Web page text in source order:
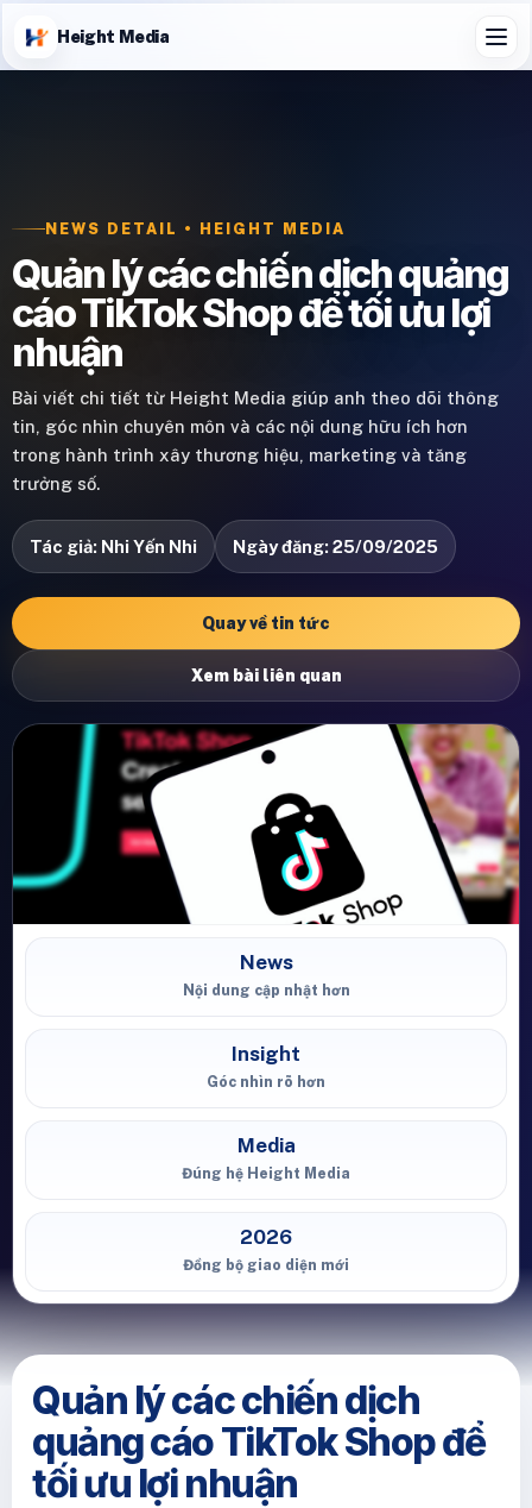
Height Media
NEWS DETAIL • HEIGHT MEDIA
Quản lý các chiến dịch quảng
cáo TikTok Shop để tối ưu lợi
nhuận
Bài viết chi tiết từ Height Media giúp anh theo dõi thông
tin, góc nhìn chuyên môn và các nội dung hữu ích hơn
trong hành trình xây thương hiệu, marketing và tăng
trưởng số.
Tác giả: Nhi Yến Nhi Ngày đăng: 25/09/2025
Quay về tin tức
Xem bài liên quan
News
Nội dung cập nhật hơn
Insight
Góc nhìn rõ hơn
Media
Đúng hệ Height Media
2026
Đồng bộ giao diện mới
Quản lý các chiến dịch
quảng cáo TikTok Shop để
tối ưu lợi nhuận